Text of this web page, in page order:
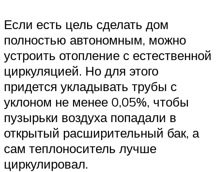
Если есть цель сделать дом
полностью автономным, можно
устроить отопление с естественной
циркуляцией. Но для этого
придется укладывать трубы с
уклоном не менее 0,05%, чтобы
пузырьки воздуха попадали в
открытый расширительный бак, а
сам теплоноситель лучше
циркулировал.